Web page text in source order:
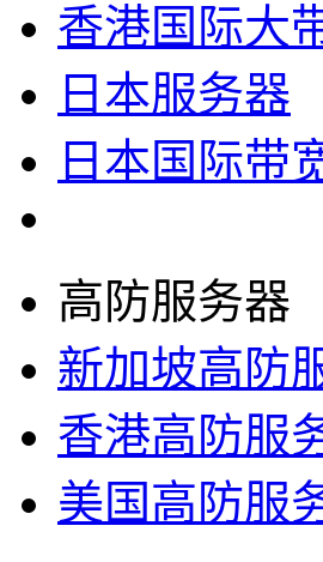
香港国际大
日本服务器
日本国际带
高防服务器
新加坡高防
香港高防服
美国高防服